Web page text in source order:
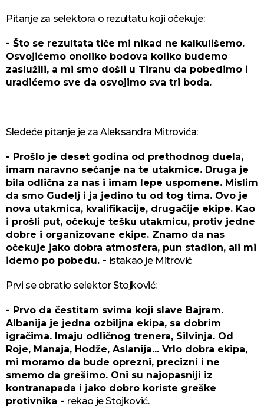
Pitanje za selektora o rezultatu koji očekuje:
- Što se rezultata tiče mi nikad ne kalkulišemo.
Osvojićemo onoliko bodova koliko budemo
zaslužili, a mi smo došli u Tiranu da pobedimo i
uradićemo sve da osvojimo sva tri boda.
Sledeće pitanje je za Aleksandra Mitrovića:
- Prošlo je deset godina od prethodnog duela,
imam naravno sećanje na te utakmice. Druga je
bila odlična za nas i imam lepe uspomene. Mislim
da smo Gudelj i ja jedino tu od tog tima. Ovo je
nova utakmica, kvalifikacije, drugačije ekipe. Kao
i prošli put, očekuje tešku utakmicu, protiv jedne
dobre i organizovane ekipe. Znamo da nas
očekuje jako dobra atmosfera, pun stadion, ali mi
idemo po pobedu. - istakao je Mitrović
Prvi se obratio selektor Stojković:
- Prvo da čestitam svima koji slave Bajram.
Albanija je jedna ozbiljna ekipa, sa dobrim
igračima. Imaju odličnog trenera, Silvinja. Od
Roje, Manaja, Hodže, Aslanija... Vrlo dobra ekipa,
mi moramo da bude oprezni, precizni i ne
smemo da grešimo. Oni su najopasniji iz
kontranapada i jako dobro koriste greške
protivnika - rekao je Stojković.